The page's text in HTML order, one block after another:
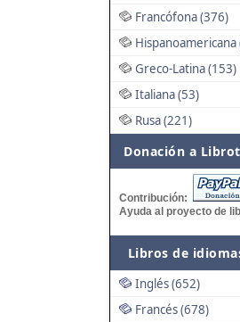
Francófona (376)
Hispanoamericana
Greco-Latina (153)
Italiana (53)
Rusa (221)
Donación a
Contribución:
Ayuda al proyecto de
Libros de
Inglés (652)
Francés (678)